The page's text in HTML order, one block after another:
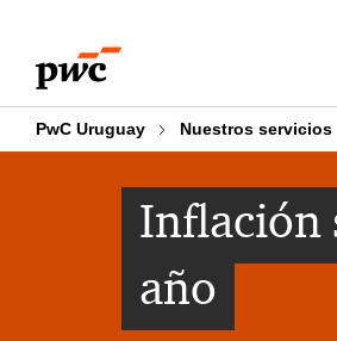
content
footer
PwC Uruguay Nuestros servicios
Inflación
año